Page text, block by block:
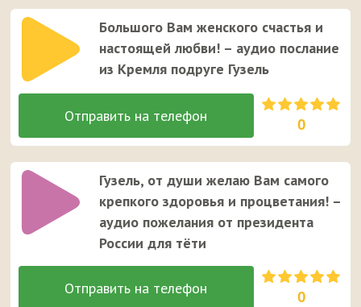
Большого Вам женского счастья и
настоящей любви! – аудио послание
из Кремля подруге Гузель
0
Гузель, от души желаю Вам самого
крепкого здоровья и процветания! –
аудио пожелания от президента
России для тёти
0